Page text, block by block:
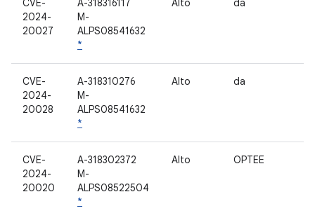
CVE-
2024-
20027
A-318316117
M-
ALPS08541632
*
Alto da
CVE-
2024-
20028
A-318310276
M-
ALPS08541632
*
Alto da
CVE-
2024-
20020
A-318302372
M-
ALPS08522504
*
Alto OPTEE